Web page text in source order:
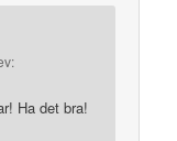
Ha det bra!